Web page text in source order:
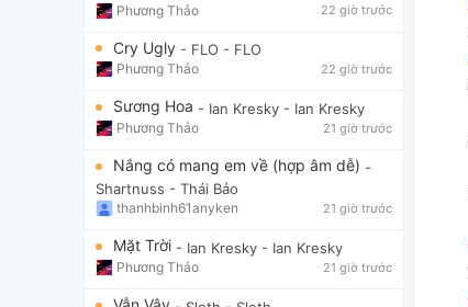
Phương Thảo 22 giờ trước
Cry Ugly - FLO - FLO
Phương Thảo 22 giờ trước
Sương Hoa - Ian Kresky - Ian Kresky
Phương Thảo 21 giờ trước
Nắng có mang em về (hợp âm dễ) -
Shartnuss - Thái Bảo
thanhbinh61anyken 21 giờ trước
Mặt Trời - Ian Kresky - Ian Kresky
Phương Thảo 21 giờ trước